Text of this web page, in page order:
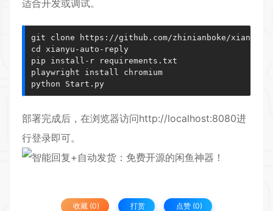
适合开发或调试。
git clone https://github.com/zhinianboke/xianyu-
cd xianyu-auto-reply
pip install-r requirements.txt
playwright install chromium
python Start.py
部署完成后，在浏览器访问http://localhost:8080进
行登录即可。
收藏 (0) 打赏 点赞 (0)